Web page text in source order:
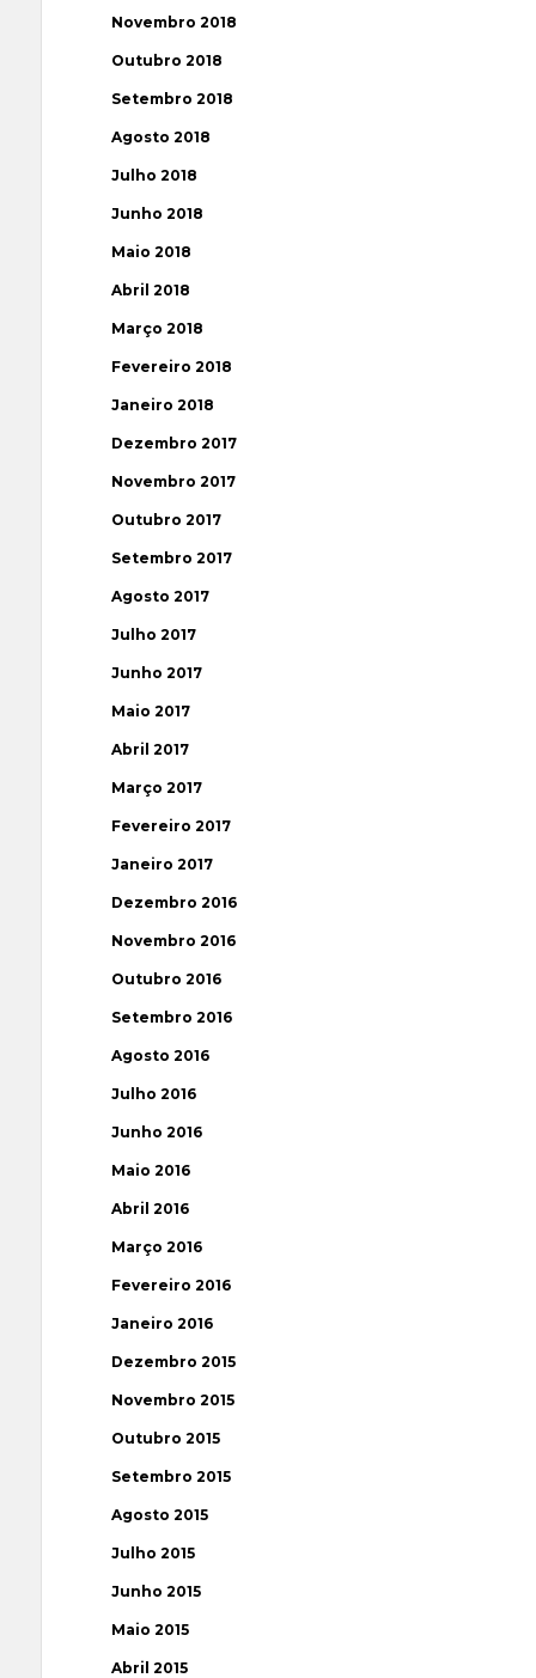
Novembro 2018
Outubro 2018
Setembro 2018
Agosto 2018
Julho 2018
Junho 2018
Maio 2018
Abril 2018
Março 2018
Fevereiro 2018
Janeiro 2018
Dezembro 2017
Novembro 2017
Outubro 2017
Setembro 2017
Agosto 2017
Julho 2017
Junho 2017
Maio 2017
Abril 2017
Março 2017
Fevereiro 2017
Janeiro 2017
Dezembro 2016
Novembro 2016
Outubro 2016
Setembro 2016
Agosto 2016
Julho 2016
Junho 2016
Maio 2016
Abril 2016
Março 2016
Fevereiro 2016
Janeiro 2016
Dezembro 2015
Novembro 2015
Outubro 2015
Setembro 2015
Agosto 2015
Julho 2015
Junho 2015
Maio 2015
Abril 2015